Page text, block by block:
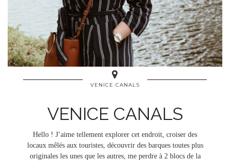
VENICE CANALS
VENICE CANALS
Hello ! J’aime tellement explorer cet endroit, croiser des
locaux mêlés aux touristes, découvrir des barques toutes plus
originales les unes que les autres, me perdre à 2 blocs de la